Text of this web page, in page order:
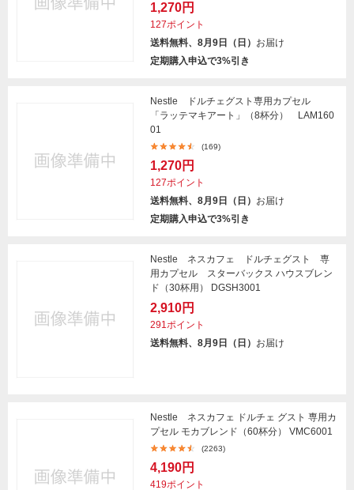
1,270円
127ポイント
送料無料、8月9日（日） お届け
定期購入申込で3%引き
Nestle ドルチェグスト専用カプセル
「ラッテマキアート」（8杯分） LAM160
01
(169)
1,270円
127ポイント
送料無料、8月9日（日） お届け
定期購入申込で3%引き
Nestle ネスカフェ ドルチェグスト 専
用カプセル スターバックス ハウスブレン
ド（30杯用） DGSH3001
2,910円
291ポイント
送料無料、8月9日（日） お届け
Nestle ネスカフェ ドルチェ グスト 専用カ
プセル モカブレンド（60杯分） VMC6001
(2263)
4,190円
419ポイント